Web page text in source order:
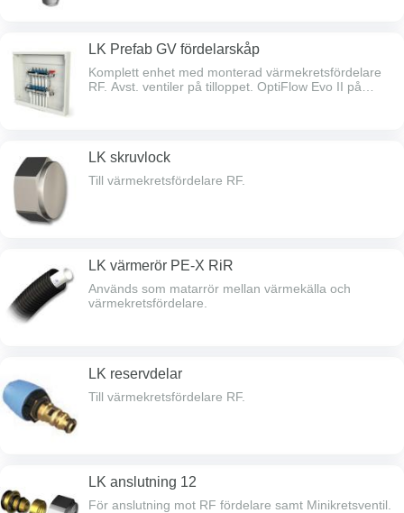
LK Prefab GV fördelarskåp
Komplett enhet med monterad värmekretsfördelare
RF. Avst. ventiler på tilloppet. OptiFlow Evo II på
LK skruvlock
Till värmekretsfördelare RF.
LK värmerör PE-X RiR
Används som matarrör mellan värmekälla och
värmekretsfördelare.
LK reservdelar
Till värmekretsfördelare RF.
LK anslutning 12
För anslutning mot RF fördelare samt Minikretsventil.